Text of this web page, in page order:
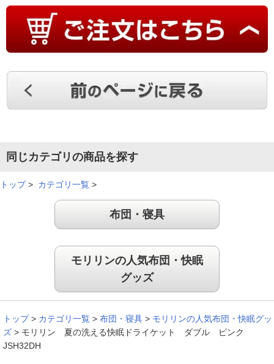
同じカテゴリの商品を探す
トップ> カテゴリ一覧 >
布団・寝具
モリリンの人気布団・快眠
グッズ
トップ > カテゴリ一覧 > 布団・寝具 > モリリンの人気布団・快眠グッ
ズ > モリリン 夏の洗える快眠ドライケット ダブル ピンク
JSH32DH